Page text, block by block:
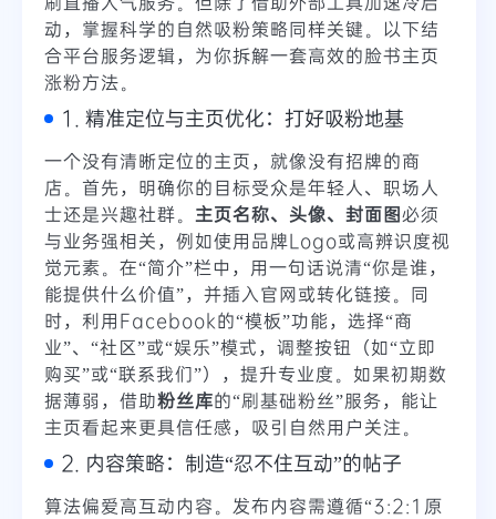
动，掌握科学的自然吸粉策略同样关键。以下结
合平台服务逻辑，为你拆解一套高效的脸书主页
涨粉方法。
1. 精准定位与主页优化：打好吸粉地基
一个没有清晰定位的主页，就像没有招牌的商
店。首先，明确你的目标受众是年轻人、职场人
士还是兴趣社群。 主页名称、头像、封面图必须
与业务强相关，例如使用品牌Logo或高辨识度视
觉元素。在“简介”栏中，用一句话说清“你是谁，
能提供什么价值”，并插入官网或转化链接。同
时，利用Facebook的“模板”功能，选择“商
业”、“社区”或“娱乐”模式，调整按钮（如“立即
购买”或“联系我们”），提升专业度。如果初期数
据薄弱，借助粉丝库的“刷基础粉丝”服务，能让
主页看起来更具信任感，吸引自然用户关注。
2. 内容策略：制造“忍不住互动”的帖子
算法偏爱高互动内容。发布内容需遵循“3:2:1原